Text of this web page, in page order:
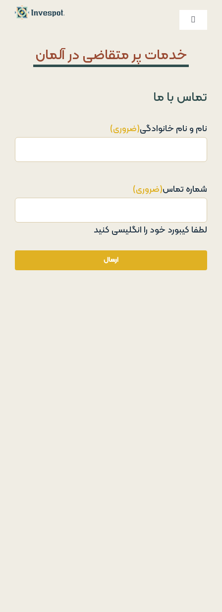
Skip
کنترلر
خدمات پر متقاضی در آلمان
تماس با ما
نام و نام خانوادگی(ضروری)
شماره تماس(ضروری)
لطفا کیبورد خود را انگلیسی کنید